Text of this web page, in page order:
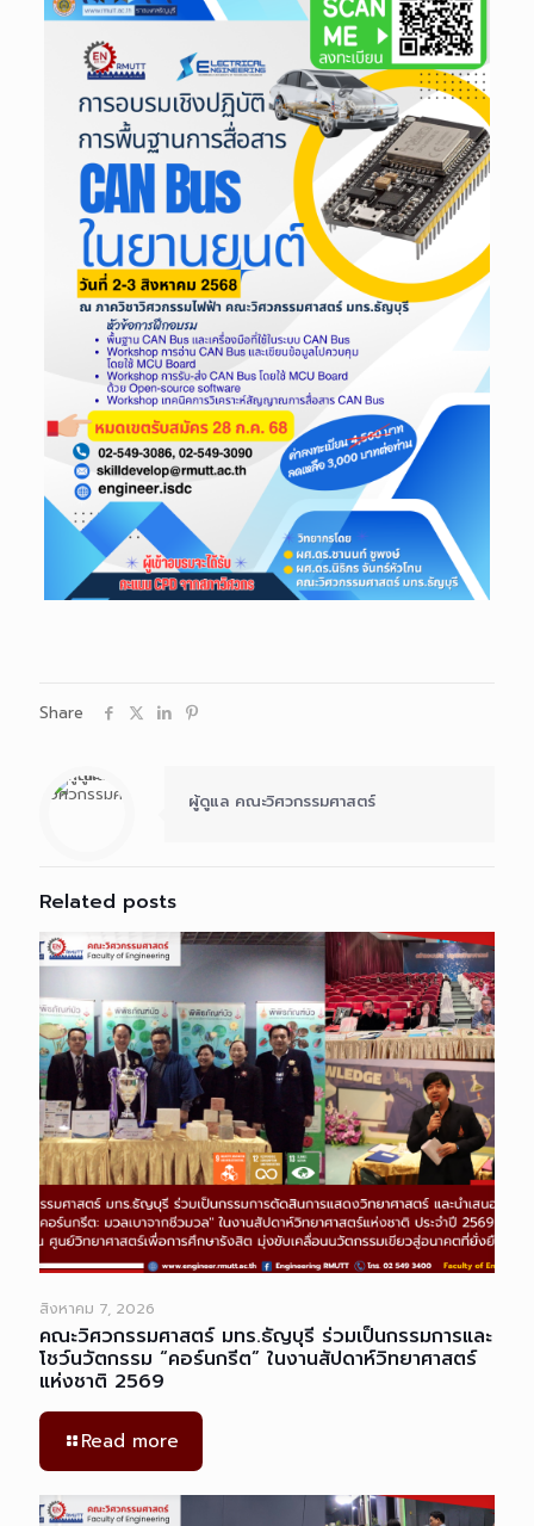
Share
ผู้ดูแล คณะวิศวกรรมศาสตร์
Related posts
สิงหาคม 7, 2026
คณะวิศวกรรมศาสตร์ มทร.ธัญบุรี ร่วมเป็นกรรมการและ
โชว์นวัตกรรม “คอร์นกรีต” ในงานสัปดาห์วิทยาศาสตร์
แห่งชาติ 2569
Read more